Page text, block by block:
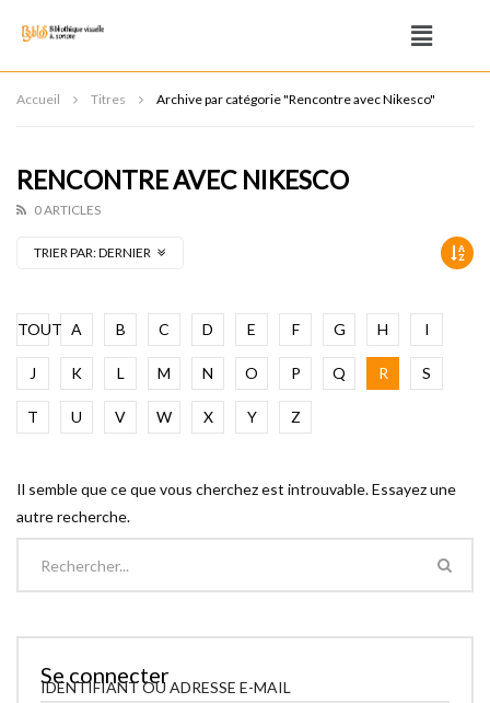
Accueil Titres Archive par catégorie "Rencontre avec Nikesco"
RENCONTRE AVEC NIKESCO
0 ARTICLES
TRIER PAR:DERNIER
TOUT A B C D E F G H I
J K L M N O P Q R S
T U V W X Y Z
Il semble que ce que vous cherchez est introuvable. Essayez une
autre recherche.
Se connecter
IDENTIFIANT OU ADRESSE E-MAIL